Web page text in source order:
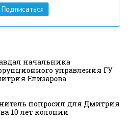
Подписаться
начальника
управления ГУ
Елизарова
попросил для Дмитрия
10 лет колонии